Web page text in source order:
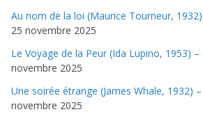
Au nom de la loi (Maurice Tourneur,
25 novembre 2025
Le Voyage de la Peur (Ida Lupino, 1953)
novembre 2025
Une soirée étrange (James Whale, 1932)
novembre 2025